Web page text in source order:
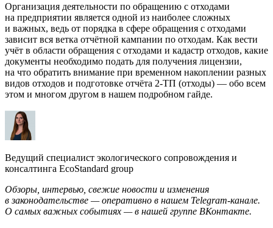
Организация деятельности по обращению с отходами
на предприятии является одной из наиболее сложных
и важных, ведь от порядка в сфере обращения с отходами
зависит вся ветка отчётной кампании по отходам. Как вести
учёт в области обращения с отходами и кадастр отходов, какие
документы необходимо подать для получения лицензии,
на что обратить внимание при временном накоплении разных
видов отходов и подготовке отчёта 2-ТП (отходы) — обо всем
этом и многом другом в нашем подробном гайде.
Ведущий специалист экологического сопровождения и
консалтинга EcoStandard group
Обзоры, интервью, свежие новости и изменения
в законодательстве — оперативно в нашем Telegram-канале.
О самых важных событиях — в нашей группе ВКонтакте.